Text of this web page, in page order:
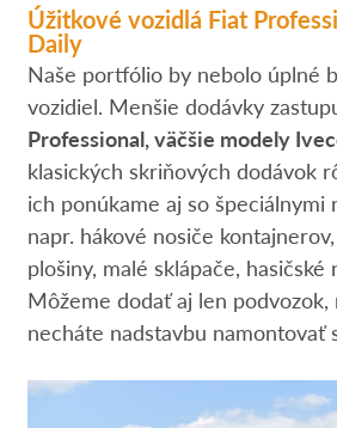
Úžitkové vozidlá Fiat
Daily
Naše portfólio by nebolo úplné
vozidiel. Menšie dodávky
Professional, väčšie modely
klasických skriňových dodávok
ich ponúkame aj so špeciálnymi
napr. hákové nosiče
plošiny, malé sklápače, hasičské
Môžeme dodať aj len podvozok,
necháte nadstavbu namontovať